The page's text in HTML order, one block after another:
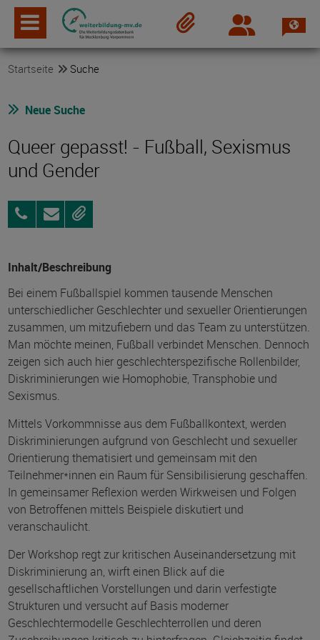
Login
Startseite Suche
Neue Suche
Queer gepasst! - Fußball, Sexismus
und Gender
01625462529
AnfragenMerken
Inhalt/Beschreibung
Bei einem Fußballspiel kommen tausende Menschen
unterschiedlicher Geschlechter und sexueller Orientierungen
zusammen, um mitzufiebern und das Team zu unterstützen.
Man möchte meinen, Fußball verbindet Menschen. Dennoch
zeigen sich auch hier geschlechterspezifische Rollenbilder,
Diskriminierungen wie Homophobie, Transphobie und
Sexismus.
Mittels Vorkommnisse aus dem Fußballkontext, werden
Diskriminierungen aufgrund von Geschlecht und sexueller
Orientierung thematisiert und gemeinsam mit den
Teilnehmer*innen ein Raum für Sensibilisierung geschaffen.
In gemeinsamer Reflexion werden Wirkweisen und Folgen
von Betroffenen mittels Beispiele diskutiert und
veranschaulicht.
Der Workshop regt zur kritischen Auseinandersetzung mit
Diskriminierung an, wirft einen Blick auf die
gesellschaftlichen Vorstellungen und darin verfestigte
Strukturen und versucht auf Basis moderner
Geschlechtermodelle Geschlechterrollen und deren